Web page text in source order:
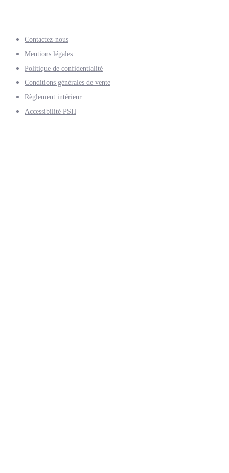
Contactez-nous
Mentions légales
Politique de confidentialité
Conditions générales de vente
Règlement intérieur
Accessibilité PSH